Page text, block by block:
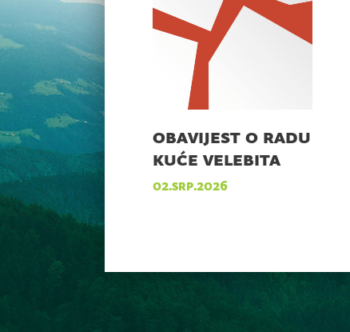
obavijest o radu
kuće velebita
02.srp.2026